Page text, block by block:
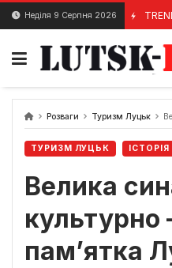
Skip
content
Неділя 9 Серпня 2026
20 Лютого, 2024 Луцька брама –
Розваги Туризм Луцьк
ТУРИЗМ ЛУЦЬК
Велика
культурно
пам’ятка